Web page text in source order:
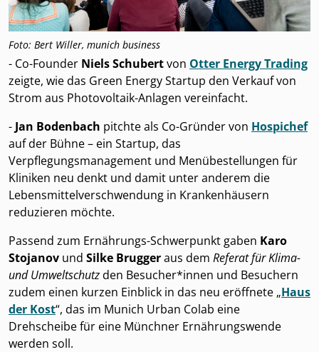
Foto: Bert Willer, munich business
- Co-Founder Niels Schubertvon Otter Energy Trading
zeigte, wie das Green Energy Startup den Verkauf von
Strom aus Photovoltaik-Anlagen vereinfacht.
- Jan Bodenbach pitchte als Co-Gründer von Hospichef
auf der Bühne – ein Startup, das
Verpflegungsmanagement und Menübestellungen für
Kliniken neu denkt und damit unter anderem die
Lebensmittelverschwendung in Krankenhäusern
reduzieren möchte.
Passend zum Ernährungs-Schwerpunkt gaben Karo
Stojanov und Silke Bruggeraus dem Referat für Klima-
und Umweltschutzden Besucher*innen und Besuchern
zudem einen kurzen Einblick in das neu eröffnete „Haus
der Kost“, das im Munich Urban Colab eine
Drehscheibe für eine Münchner Ernährungswende
werden soll.